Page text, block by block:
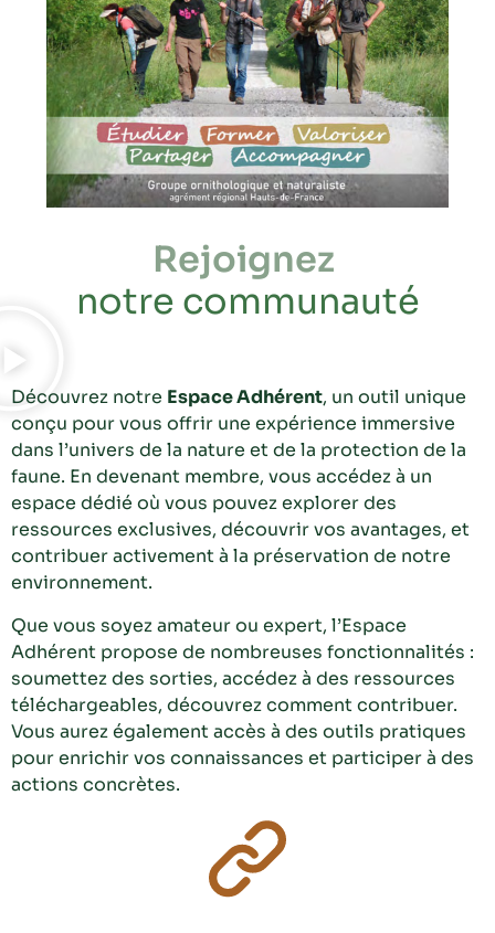
Rejoignez
notre communauté
Découvrez notre Espace Adhérent, un outil unique
conçu pour vous offrir une expérience immersive
dans l’univers de la nature et de la protection de la
faune. En devenant membre, vous accédez à un
espace dédié où vous pouvez explorer des
ressources exclusives, découvrir vos avantages, et
contribuer activement à la préservation de notre
environnement.
Que vous soyez amateur ou expert, l’Espace
Adhérent propose de nombreuses fonctionnalités :
soumettez des sorties, accédez à des ressources
téléchargeables, découvrez comment contribuer.
Vous aurez également accès à des outils pratiques
pour enrichir vos connaissances et participer à des
actions concrètes.